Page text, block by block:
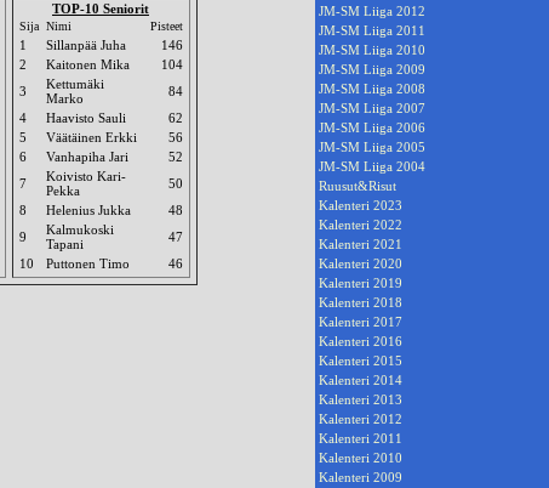
TOP-10 Seniorit
Sija Nimi Pisteet
1 Sillanpää Juha
146
2
Kaitonen Mika
104
3
Kettumäki
Marko
84
4
Haavisto Sauli
62
5
Väätäinen Erkki
56
6
Vanhapiha Jari
52
7
Koivisto Kari-
Pekka
50
8
Helenius Jukka
48
9
Kalmukoski
Tapani
47
10
Puttonen Timo
46
JM-SM Liiga 2012
JM-SM Liiga 2011
JM-SM Liiga 2010
JM-SM Liiga 2009
JM-SM Liiga 2008
JM-SM Liiga 2007
JM-SM Liiga 2006
JM-SM Liiga 2005
JM-SM Liiga 2004
Ruusut&Risut
Kalenteri 2023
Kalenteri 2022
Kalenteri 2021
Kalenteri 2020
Kalenteri 2019
Kalenteri 2018
Kalenteri 2017
Kalenteri 2016
Kalenteri 2015
Kalenteri 2014
Kalenteri 2013
Kalenteri 2012
Kalenteri 2011
Kalenteri 2010
Kalenteri 2009